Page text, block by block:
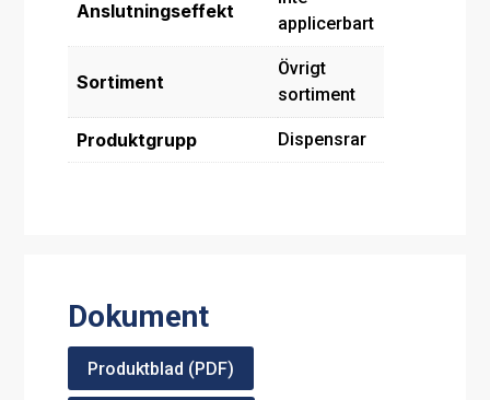
Anslutningseffekt
applicerbart
Sortiment
Övrigt
sortiment
Produktgrupp Dispensrar
Dokument
Produktblad (PDF)